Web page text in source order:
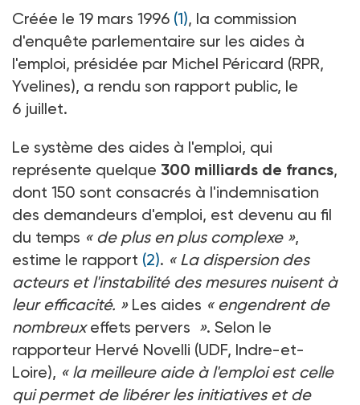
Créée le 19 mars 1996 (1), la commission
d'enquête parlementaire sur les aides à
l'emploi, présidée par Michel Péricard (RPR,
Yvelines), a rendu son rapport public, le
6 juillet.
Le système des aides à l'emploi, qui
représente quelque 300 milliards de francs,
dont 150 sont consacrés à l'indemnisation
des demandeurs d'emploi, est devenu au fil
du temps « de plus en plus complexe »,
estime le rapport (2). « La dispersion des
acteurs et l'instabilité des mesures nuisent à
leur efficacité. »Les aides « engendrent de
nombreuxeffets pervers ». Selon le
rapporteur Hervé Novelli (UDF, Indre-et-
Loire), « la meilleure aide à l'emploi est celle
qui permet de libérer les initiatives et de